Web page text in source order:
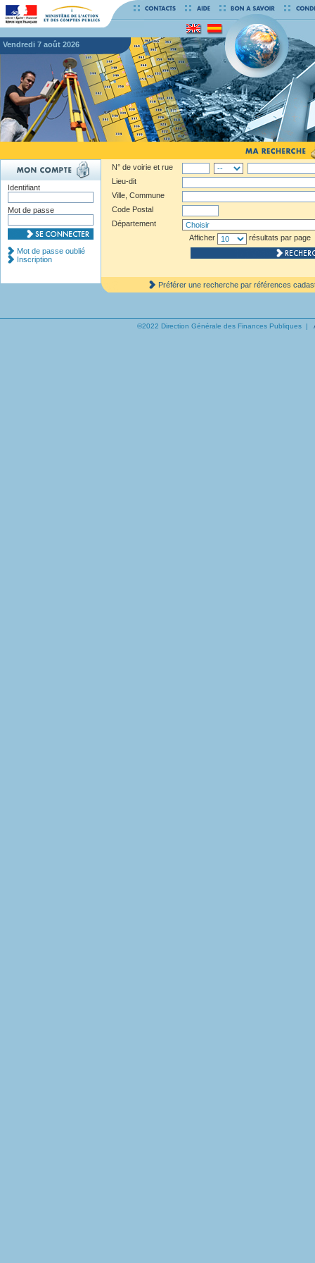
vendredi 7 août 2026
N° de voirie et rue
Lieu-dit
Ville, Commune
Code Postal
Département
Afficher
résultats par page
Préférer une recherche par références
Identifiant
Mot de passe
Mot de passe oublié
Inscription
©2022 Direction Générale des Finances Publiques |